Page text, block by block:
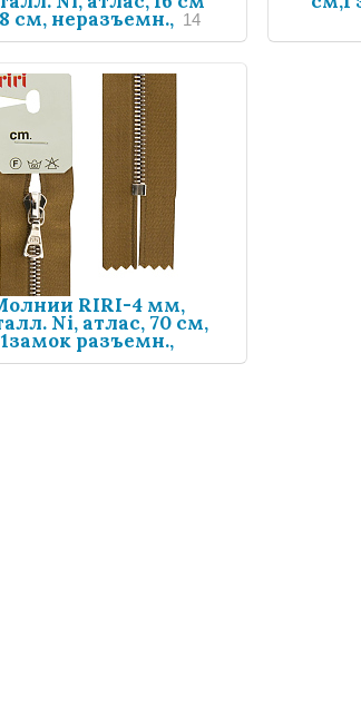
см, неразъемн., 14
RIRI-4 мм,
Ni, атлас, 70 см,
1замок разъемн.,
FLASH 3